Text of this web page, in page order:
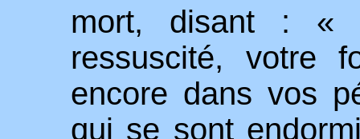
mort, disant : «
ressuscité, votre
encore dans vos
qui se sont